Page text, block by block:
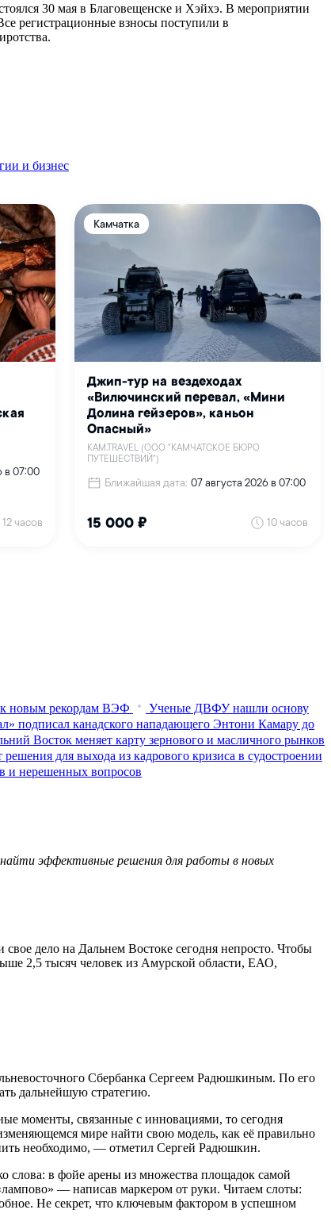
30 мая в Благовещенске и Хэйхэ. В мероприятии
регистрационные взносы поступили в
и бизнес
к новым рекордам ВЭФ
Ученые ДВФУ нашли основу
подписал канадского нападающего Энтони Камару до
Восток меняет карту зернового и масличного рынков
для выхода из кадрового кризиса в судостроении
и нерешенных вопросов
эффективные решения для работы в новых
дело на Дальнем Востоке сегодня непросто. Чтобы
2,5 тысяч человек из Амурской области, ЕАО,
Сбербанка Сергеем Радюшкиным. По его
дальнейшую стратегию.
моменты, связанные с инновациями, то сегодня
мире найти свою модель, как её правильно
необходимо, — отметил Сергей Радюшкин.
слова: в фойе арены из множества площадок самой
— написав маркером от руки. Читаем слоты:
Не секрет, что ключевым фактором в успешном